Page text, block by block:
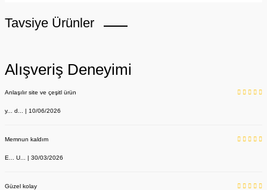
Tavsiye Ürünler
Alışveriş Deneyimi
Anlaşılır site ve çeşitl ürün
y... d... | 10/06/2026
Memnun kaldım
E... U... | 30/03/2026
Güzel kolay